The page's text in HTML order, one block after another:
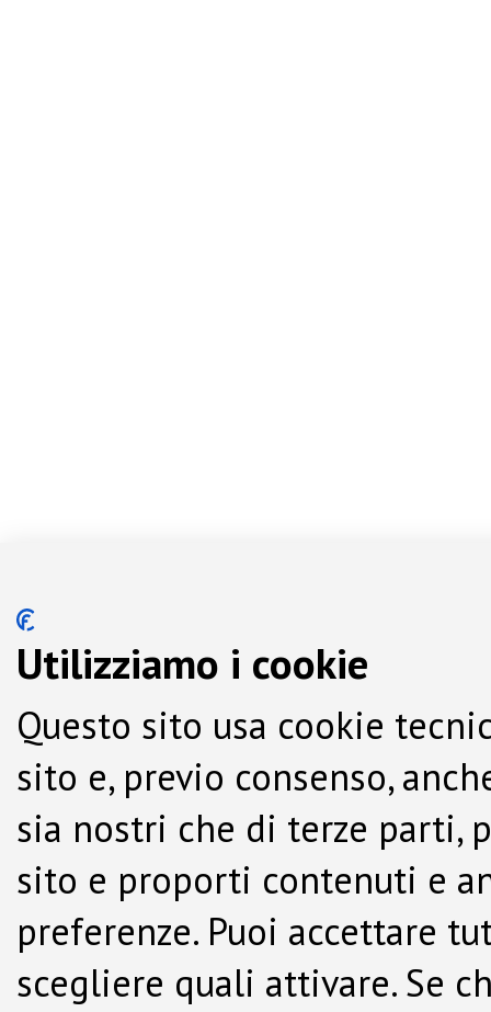
Utilizziamo i cookie
Questo sito usa cookie
sito e, previo consenso,
sia nostri che di terze parti,
sito e proporti contenuti e
preferenze. Puoi accettare
scegliere quali attivare. Se